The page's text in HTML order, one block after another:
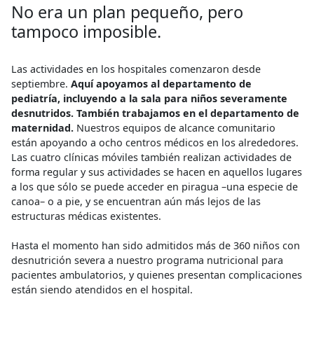
No era un plan pequeño, pero
tampoco imposible.
Las actividades en los hospitales comenzaron desde
septiembre. Aquí apoyamos al departamento de
pediatría, incluyendo a la sala para niños severamente
desnutridos. También trabajamos en el departamento de
maternidad. Nuestros equipos de alcance comunitario
están apoyando a ocho centros médicos en los alrededores.
Las cuatro clínicas móviles también realizan actividades de
forma regular y sus actividades se hacen en aquellos lugares
a los que sólo se puede acceder en piragua –una especie de
canoa– o a pie, y se encuentran aún más lejos de las
estructuras médicas existentes.
Hasta el momento han sido admitidos más de 360 niños con
desnutrición severa a nuestro programa nutricional para
pacientes ambulatorios, y quienes presentan complicaciones
están siendo atendidos en el hospital.